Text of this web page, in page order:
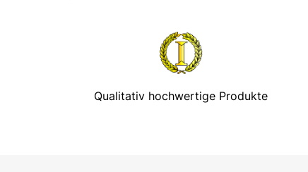
Qualitativ hochwertige Produkte